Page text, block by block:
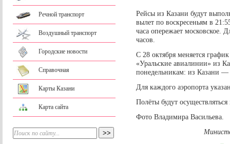
Речной транспорт
Воздушный транспорт
Городские новости
Справочная
Карты Казани
Карта сайта
Рейсы из Казани будут
вылет по воскресеньям в
часа опережает московское.
часов.
С 28 октября меняется
«Уральские авиалинии» из
понедельникам: из Казани
Для каждого аэропорта
Полёты будут
Фото Владимира Васильева.